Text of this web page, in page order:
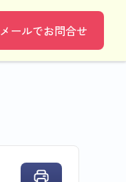
メールでお問合せ